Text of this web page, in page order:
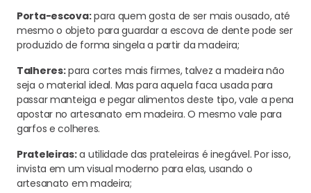
Porta-escova:para quem gosta de ser mais ousado, até
mesmo o objeto para guardar a escova de dente pode ser
produzido de forma singela a partir da madeira;
Talheres:para cortes mais firmes, talvez a madeira não
seja o material ideal. Mas para aquela faca usada para
passar manteiga e pegar alimentos deste tipo, vale a pena
apostar no artesanato em madeira. O mesmo vale para
garfos e colheres.
Prateleiras:a utilidade das prateleiras é inegável. Por isso,
invista em um visual moderno para elas, usando o
artesanato em madeira;